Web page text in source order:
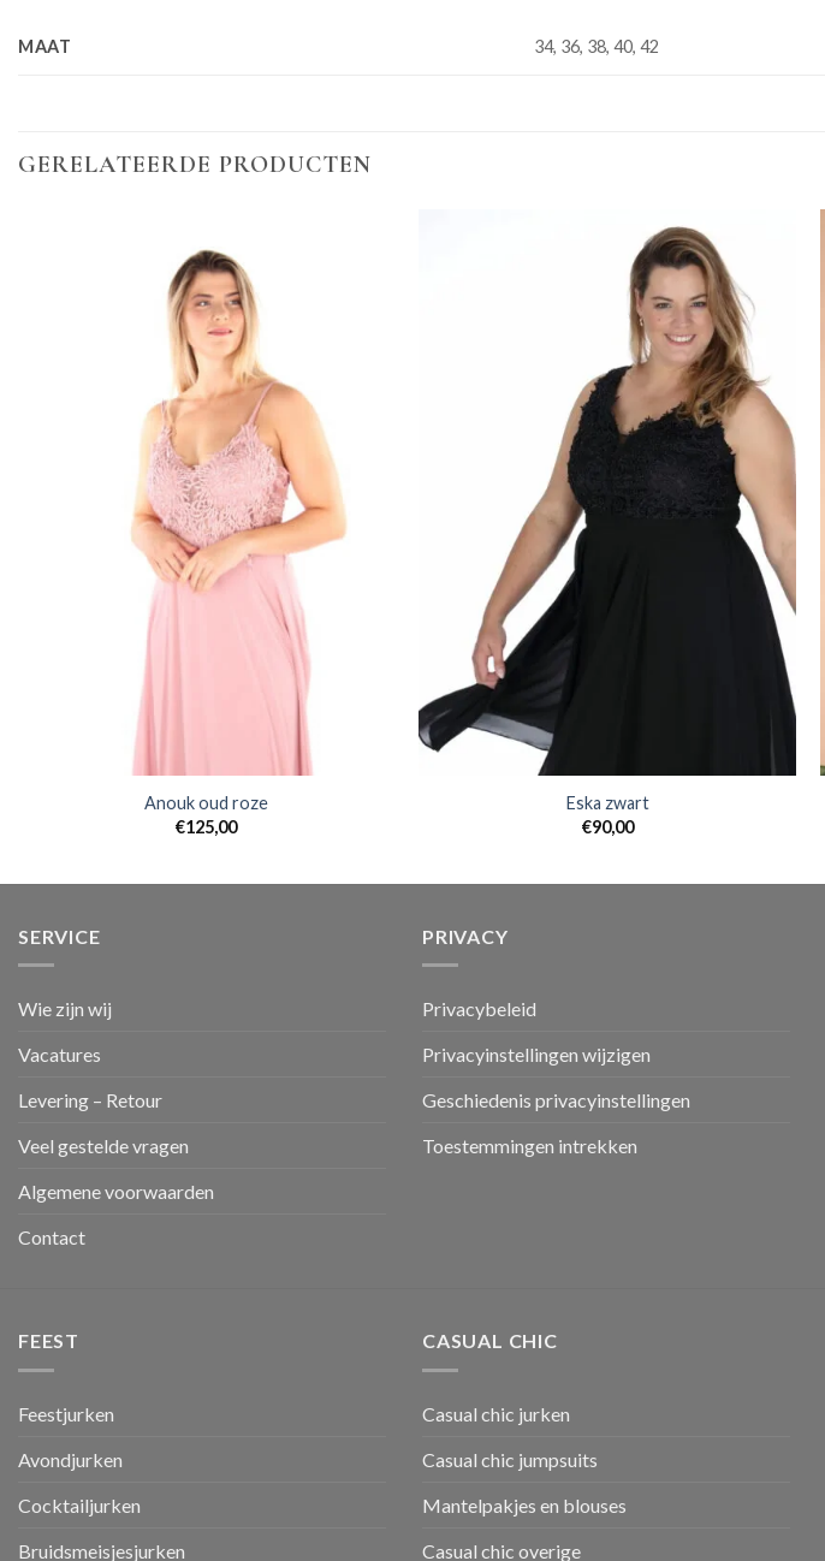
MAAT 34, 36, 38, 40, 42
GERELATEERDE PRODUCTEN
Anouk oud roze
€125,00
Eska zwart
€90,00
SERVICE
Wie zijn wij
Vacatures
Levering – Retour
Veel gestelde vragen
Algemene voorwaarden
Contact
PRIVACY
Privacybeleid
Privacyinstellingen wijzigen
Geschiedenis privacyinstellingen
Toestemmingen intrekken
FEEST
Feestjurken
Avondjurken
Cocktailjurken
Bruidsmeisjesjurken
CASUAL CHIC
Casual chic jurken
Casual chic jumpsuits
Mantelpakjes en blouses
Casual chic overige